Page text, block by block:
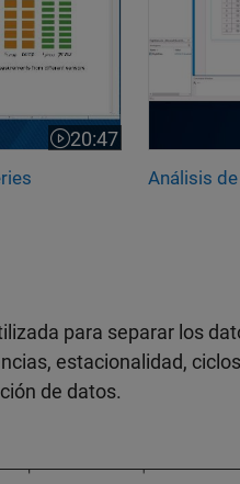
20:47
Duración del vídeo
Análisis
para separar los
estacionalidad,
de datos.